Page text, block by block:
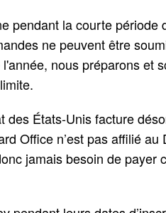
pendant la courte période
ne peuvent être
nous préparons et
des États-Unis facture
Office n’est pas affilié au
jamais besoin de payer